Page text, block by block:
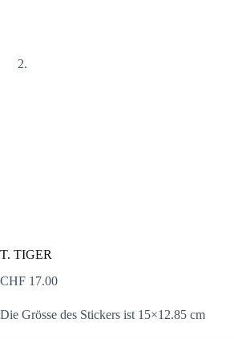
T. TIGER
CHF 17.00
Die Grösse des Stickers ist 15×12.85 cm